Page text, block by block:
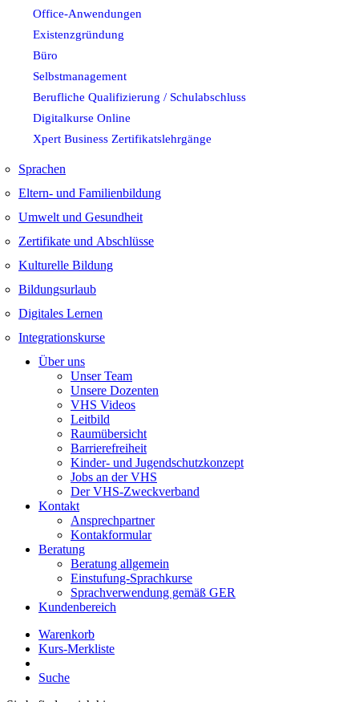
Office-Anwendungen
Existenzgründung
Büro
Selbstmanagement
Berufliche Qualifizierung / Schulabschluss
Digitalkurse Online
Xpert Business Zertifikatslehrgänge
Sprachen
Eltern- und Familienbildung
Umwelt und Gesundheit
Zertifikate und Abschlüsse
Kulturelle Bildung
Bildungsurlaub
Digitales Lernen
Integrationskurse
Über uns
Unser Team
Unsere Dozenten
VHS Videos
Leitbild
Raumübersicht
Barrierefreiheit
Kinder- und Jugendschutzkonzept
Jobs an der VHS
Der VHS-Zweckverband
Kontakt
Ansprechpartner
Kontakformular
Beratung
Beratung allgemein
Einstufung-Sprachkurse
Sprachverwendung gemäß GER
Kundenbereich
Warenkorb
Kurs-Merkliste
Suche